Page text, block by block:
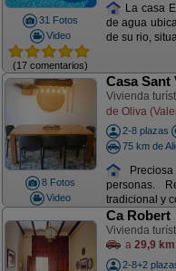
31 Fotos
Video
(17 comentarios)
La casa
de agua
de su rio,
8 Fotos
Video
Casa Sant
Vivienda
de Oliva
2-8 plazas
75 km de
personas.
tradicional y
Ca Robert
Vivienda
a 29,9 km
2-8+2